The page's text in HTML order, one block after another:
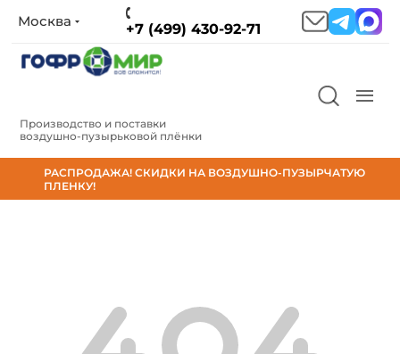
Москва +7 (499) 430-92-71
Производство и поставки
воздушно‑пузырьковой плёнки
РАСПРОДАЖА! СКИДКИ НА ВОЗДУШНО-ПУЗЫРЧАТУЮ
ПЛЕНКУ!